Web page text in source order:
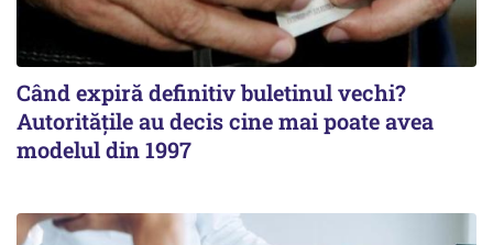
Când expiră definitiv buletinul vechi?
Autoritățile au decis cine mai poate avea
modelul din 1997